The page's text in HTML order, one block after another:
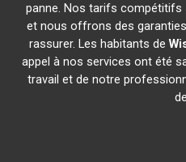
panne. Nos tarifs
et nous offrons des
rassurer. Les habitants de
appel à nos services ont été
travail et de notre
de